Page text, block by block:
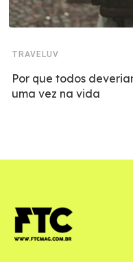
TRAVELUV
Por que todos
uma vez na vida